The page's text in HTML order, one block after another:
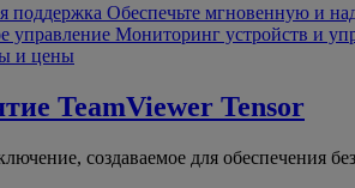
поддержка Обеспечьте мгновенную и
управление Мониторинг устройств и
и цены
TeamViewer Tensor
создаваемое для обеспечения